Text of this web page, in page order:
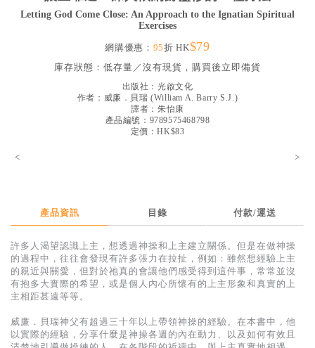
哲學／宗教比較
見證／傳記
文藝／勵志
童書
暢銷榜
中文二手書
英文二手書
精選英文書
電子書
Letting God Come Close: An Approach to the Ignatian Spiritual
Exercises
網購優惠： 95折 HK$79
庫存狀態： 低存量／沒有現貨，購買後立即備貨
出版社： 光啟文化
作者： 威廉．貝瑞 (William A. Barry S.J.)
譯者： 朱怡康
產品編號：9789575468798
定價：HK$83
< >
產品資訊 目錄 付款/運送
許多人渴望認識上主，想透過神操和上主建立關係。但是在做神操
的過程中，往往會發現有許多張力在拉扯，例如：雖然想經驗上主
的親近與關愛，但對於祂真的會讓他們感受得到這件事，常常並沒
有抱多大實際的希望，或是個人內心所懷有的上主形象和真實的上
主相距甚遠等等。
威廉．貝瑞神父有超過三十年以上帶領神操的經驗。在本書中，他
以實際的經驗，分享什麼是神操各週的內在動力、以及如何有效且